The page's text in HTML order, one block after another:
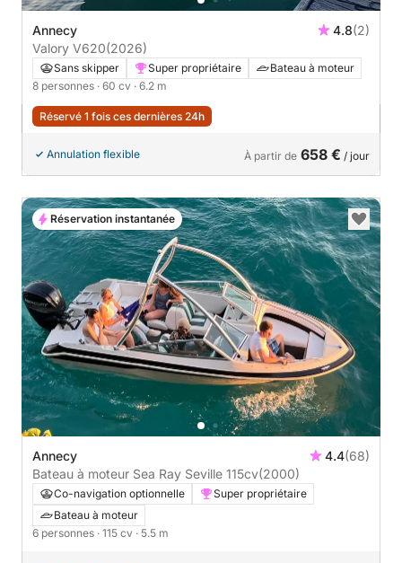
Annecy 4.8(2)
Valory V620(2026)
Sans skipper Super propriétaire
Bateau à moteur
8 personnes · 60 cv · 6.2 m
Réservé 1 fois ces dernières 24h
Annulation flexible À partir de 658 € / jour
Annecy 4.4(68)
Bateau à moteur Sea Ray Seville 115cv(2000)
Co-navigation optionnelle
Super propriétaire
Bateau à moteur
6 personnes · 115 cv · 5.5 m
Réservation instantanée